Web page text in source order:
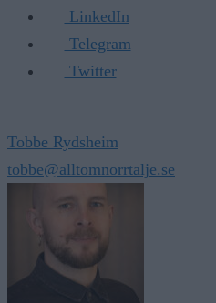
LinkedIn
Telegram
Twitter
Tobbe Rydsheim
tobbe@alltomnorrtalje.se